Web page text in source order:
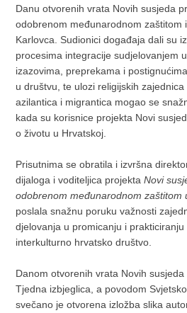
Danu otvorenih vrata Novih susjeda
odobrenom međunarodnom zaštitom
Karlovca. Sudionici događaja dali su
procesima integracije sudjelovanjem
izazovima, preprekama i
u društvu, te ulozi religijskih
azilantica i migrantica mogao se
kada su korisnice projekta Novi
o životu u Hrvatskoj.
Prisutnima se obratila i izvršna
dijaloga i voditeljica projektaNovi
odobrenom međunarodnom zaštitom
poslala snažnu poruku važnosti
djelovanja u promicanju i
interkulturno hrvatsko društvo.
Danom otvorenih vrata Novih
Tjedna izbjeglica, a povodom
svečano je otvorena izložba slika